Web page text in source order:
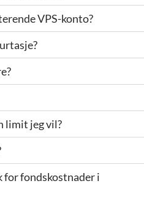
VPS-konto?
limit jeg vil?
for fondskostnader i